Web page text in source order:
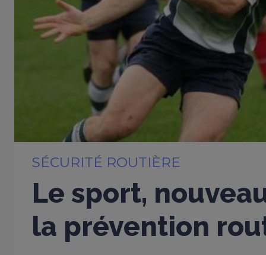
SÉCURITÉ ROUTIÈRE
Le sport,
la prévention